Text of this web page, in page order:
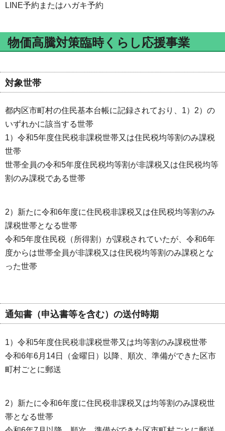
LINE予約またはハガキ予約
物価高騰対策臨時くらし応援事業
対象世帯
都内区市町村の住民基本台帳に記録されており、1）2）の
いずれかに該当する世帯
1）令和5年度住民税非課税世帯又は住民税均等割のみ課税
世帯
世帯全員の令和5年度住民税均等割が非課税又は住民税均等
割のみ課税である世帯
2）新たに令和6年度に住民税非課税又は住民税均等割のみ
課税世帯となる世帯
令和5年度住民税（所得割）が課税されていたが、令和6年
度からは世帯全員が非課税又は住民税均等割のみ課税とな
った世帯
通知書（申込書等を含む）の送付時期
1）令和5年度住民税非課税世帯又は均等割のみ課税世帯
令和6年6月14日（金曜日）以降、順次、準備ができた区市
町村ごとに郵送
2）新たに令和6年度に住民税非課税又は均等割のみ課税世
帯となる世帯